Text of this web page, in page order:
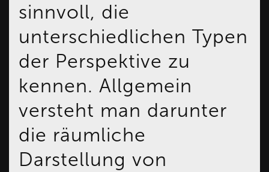
sinnvoll, die
unterschiedlichen Typen
der Perspektive zu
kennen. Allgemein
versteht man darunter
die räumliche
Darstellung von